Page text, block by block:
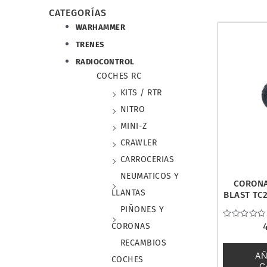
CATEGORÍAS
WARHAMMER
TRENES
RADIOCONTROL
COCHES RC
KITS / RTR
NITRO
MINI-Z
CRAWLER
CARROCERIAS
NEUMATICOS Y
LLANTAS
PIÑONES Y
CORONAS
RECAMBIOS
COCHES
BLAST